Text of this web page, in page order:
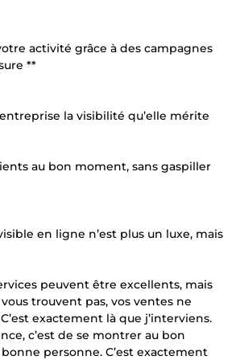
activité grâce à des campagnes
**
la visibilité qu’elle mérite
au bon moment, sans gaspiller
en ligne n’est plus un luxe, mais
peuvent être excellents, mais
trouvent pas, vos ventes ne
exactement là que j’interviens.
c’est de se montrer au bon
personne. C’est exactement